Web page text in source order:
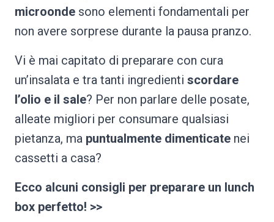
microonde sono elementi fondamentali per
non avere sorprese durante la pausa pranzo.
Vi è mai capitato di preparare con cura
un’insalata e tra tanti ingredienti scordare
l’olio e il sale? Per non parlare delle posate,
alleate migliori per consumare qualsiasi
pietanza, ma puntualmente dimenticate nei
cassetti a casa?
Ecco alcuni consigli per preparare un lunch
box perfetto! >>